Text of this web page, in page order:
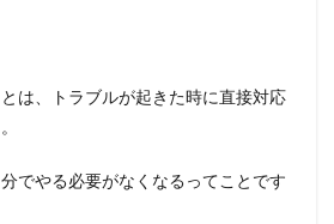
は、トラブルが起きた時に直接対応
でやる必要がなくなるってことです